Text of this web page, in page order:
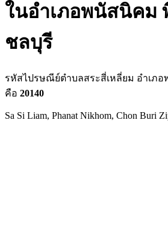
ในอำเภอพนัสนิคม
ชลบุรี
รหัสไปรษณีย์ตำบลสระสี่เหลี่ยม อำเภ
คือ 20140
Sa Si Liam, Phanat Nikhom, Chon Buri